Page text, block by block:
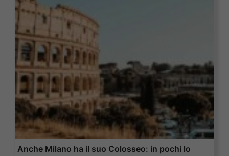
Anche Milano ha il suo Colosseo: in pochi lo